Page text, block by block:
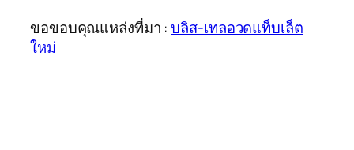
ขอขอบคุณแหล่งที่มา :บลิส-เทลอวดแท็บเล็ต
ใหม่